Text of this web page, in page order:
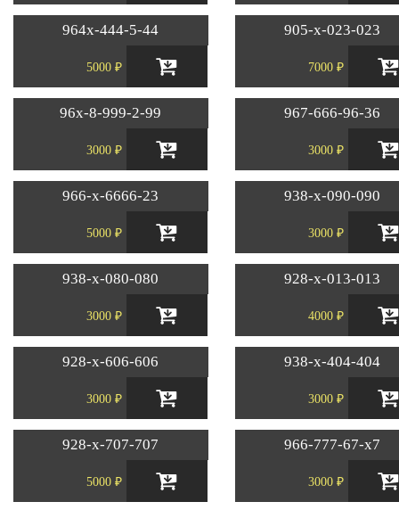
964х-444-5-44
5000 ₽
905-х-023-023
7000 ₽
96х-8-999-2-99
3000 ₽
967-666-96-36
3000 ₽
966-х-6666-23
5000 ₽
938-х-090-090
3000 ₽
938-х-080-080
3000 ₽
928-х-013-013
4000 ₽
928-х-606-606
3000 ₽
938-х-404-404
3000 ₽
928-х-707-707
5000 ₽
966-777-67-х7
3000 ₽